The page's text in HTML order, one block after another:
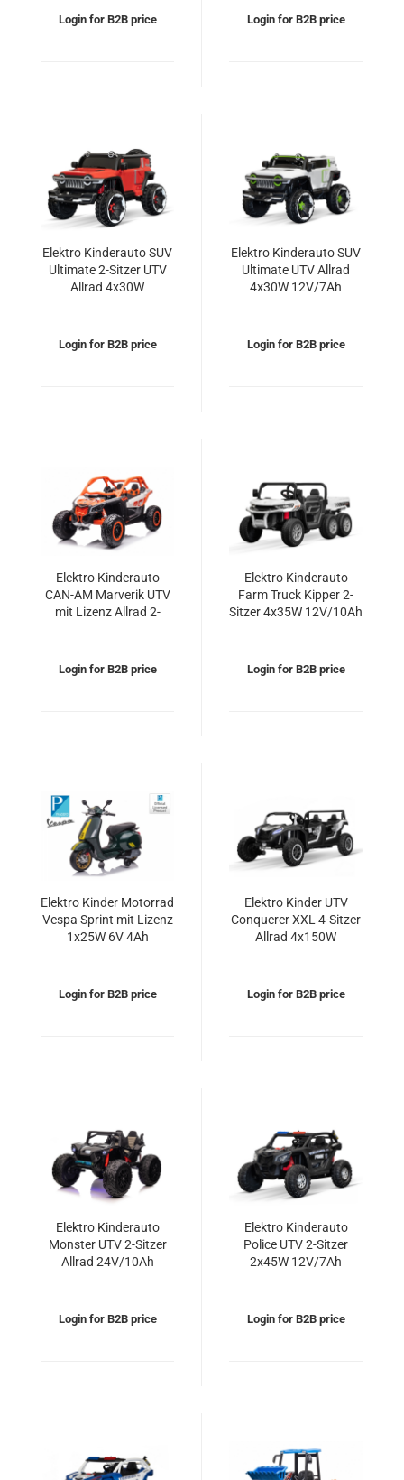
Login for B2B price Login for B2B price
Elektro Kinderauto SUV
Ultimate 2-Sitzer UTV
Allrad 4x30W
Login for B2B price
Elektro Kinderauto SUV
Ultimate UTV Allrad
4x30W 12V/7Ah
Login for B2B price
Elektro Kinderauto
CAN-AM Marverik UTV
mit Lizenz Allrad 2-
Login for B2B price
Elektro Kinderauto
Farm Truck Kipper 2-
Sitzer 4x35W 12V/10Ah
Login for B2B price
Elektro Kinder Motorrad
Vespa Sprint mit Lizenz
1x25W 6V 4Ah
Login for B2B price
Elektro Kinder UTV
Conquerer XXL 4-Sitzer
Allrad 4x150W
Login for B2B price
Elektro Kinderauto
Monster UTV 2-Sitzer
Allrad 24V/10Ah
Login for B2B price
Elektro Kinderauto
Police UTV 2-Sitzer
2x45W 12V/7Ah
Login for B2B price